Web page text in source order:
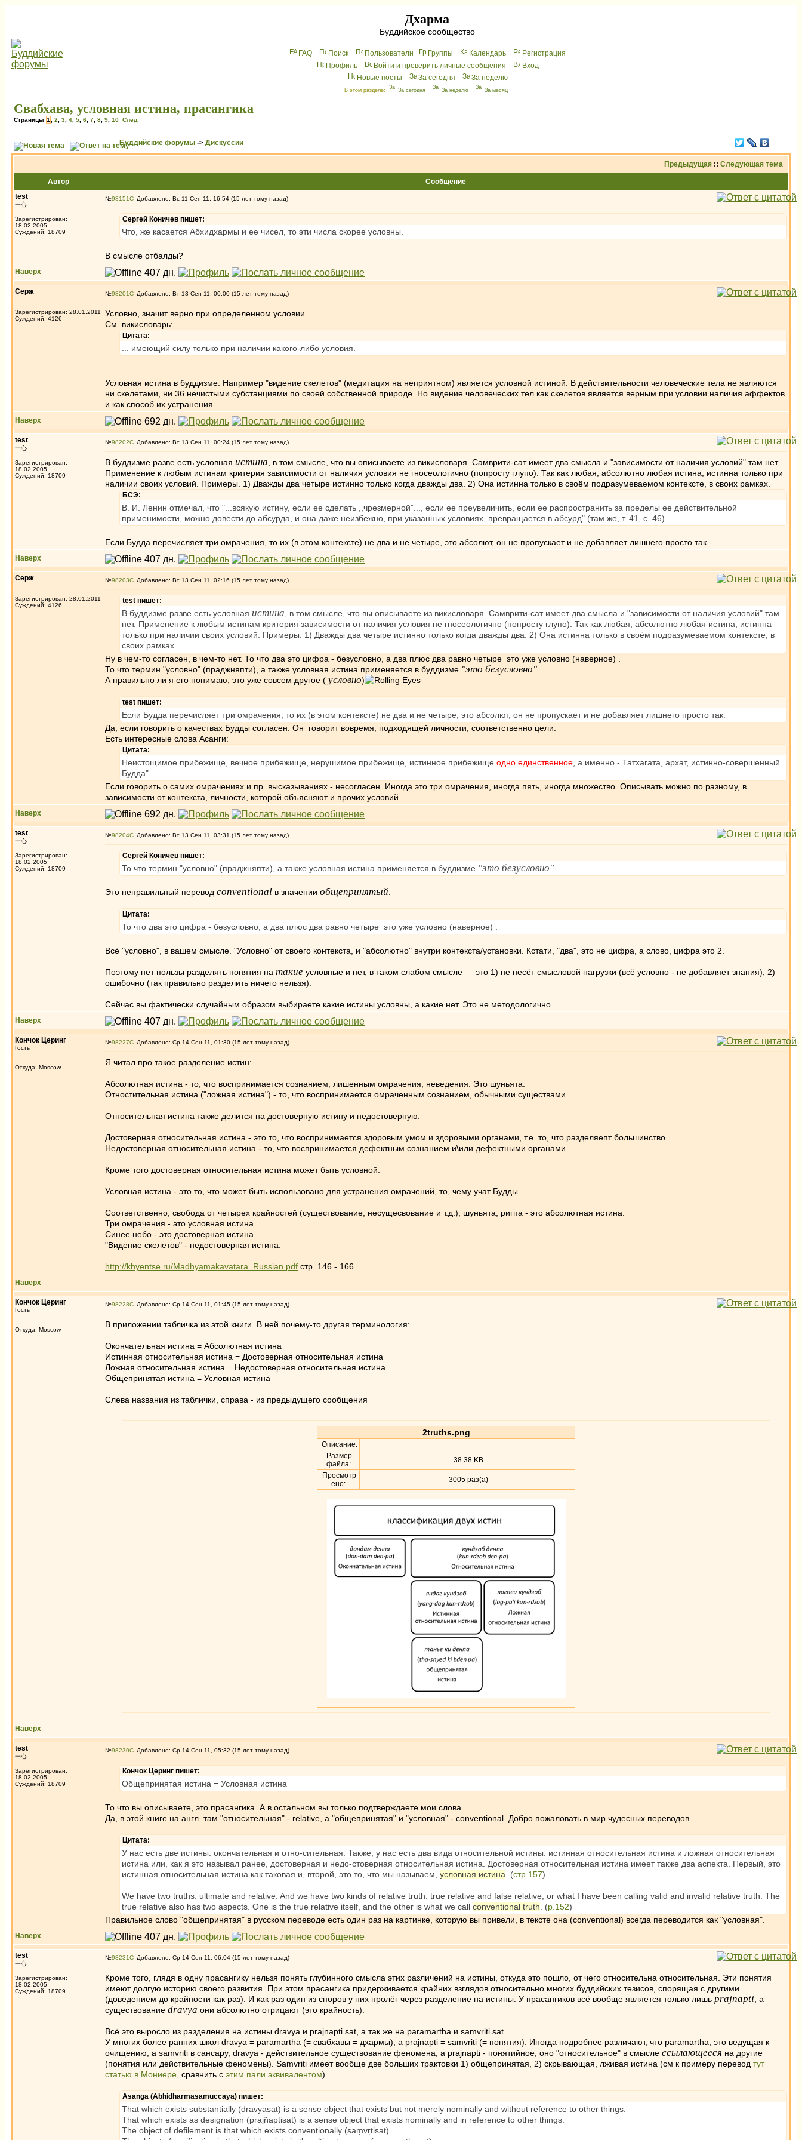
Дхарма
Буддийское сообщество
FAQ Поиск Пользователи Группы Календарь
Peгиcтрaция
Профиль
Войти и проверить личные сообщения
Вхoд
Новые посты
За сегодня За неделю
В этом разделе: За сегодня За неделю За месяц
Свабхава, условная истина, прасангика
Страницы 1 2 3 4 5 6 7 8 9 10 След.
Буддийские форумы -> Дискуссии
Предыдущая :: Следующая тема
Автор
Сообщение
test
一心
Зарегистрирован:
18.02.2005
Суждений: 18709
№98151 Добавлено: Вс 11 Сен 11, 16:54 (15 лет тому назад)
Сергей Коничев пишет:
Что, же касается Абхидхармы и ее чисел, то эти числа скорее условны.
В смысле отбалды?
Наверх
Серж
Зарегистрирован: 28.01.2011
Суждений: 4126
№98201 Добавлено: Вт 13 Сен 11, 00:00 (15 лет тому назад)
Условно, значит верно при определенном условии.
См. викисловарь:
Цитата:
... имеющий силу только при наличии какого-либо условия.
Условная истина в буддизме. Например "видение скелетов" (медитация на неприятном) является условной истиной. В действительности человеческие тела не являются
ни скелетами, ни 36 нечистыми субстанциями по своей собственной природе. Но видение человеческих тел как скелетов является верным при условии наличия аффектов
и как способ их устранения.
Наверх
test
一心
Зарегистрирован:
18.02.2005
Суждений: 18709
№98202 Добавлено: Вт 13 Сен 11, 00:24 (15 лет тому назад)
В буддизме разве есть условная истина , в том смысле, что вы описываете из викисловаря. Самврити-сат имеет два смысла и "зависимости от наличия условий" там нет.
Применение к любым истинам критерия зависимости от наличия условия не гносеологично (попросту глупо). Так как любая, абсолютно любая истина, истинна только при
наличии своих условий. Примеры. 1) Дважды два четыре истинно только когда дважды два. 2) Она истинна только в своём подразумеваемом контексте, в своих рамках.
БСЭ:
В. И. Ленин отмечал, что "...всякую истину, если ее сделать ,,чрезмерной”..., если ее преувеличить, если ее распространить за пределы ее действительной
применимости, можно довести до абсурда, и она даже неизбежно, при указанных условиях, превращается в абсурд" (там же, т. 41, с. 46).
Если Будда перечисляет три омрачения, то их (в этом контексте) не два и не четыре, это абсолют, он не пропускает и не добавляет лишнего просто так.
Наверх
Серж
Зарегистрирован: 28.01.2011
Суждений: 4126
№98203 Добавлено: Вт 13 Сен 11, 02:16 (15 лет тому назад)
test пишет:
В буддизме разве есть условная истина , в том смысле, что вы описываете из викисловаря. Самврити-сат имеет два смысла и "зависимости от наличия условий" там
нет. Применение к любым истинам критерия зависимости от наличия условия не гносеологично (попросту глупо). Так как любая, абсолютно любая истина, истинна
только при наличии своих условий. Примеры. 1) Дважды два четыре истинно только когда дважды два. 2) Она истинна только в своём подразумеваемом контексте, в
своих рамках.
Ну в чем-то согласен, в чем-то нет. То что два это цифра - безусловно, а два плюс два равно четыре это уже условно (наверное) .
То что термин "условно" (праджняпти), а также условная истина применяется в буддизме "это безусловно"
А правильно ли я его понимаю, это уже совсем другое ( условно)
test пишет:
Если Будда перечисляет три омрачения, то их (в этом контексте) не два и не четыре, это абсолют, он не пропускает и не добавляет лишнего просто так.
Да, если говорить о качествах Будды согласен. Он говорит вовремя, подходящей личности, соответственно цели.
Есть интересные слова Асанги:
Цитата:
Неистощимое прибежище, вечное прибежище, нерушимое прибежище, истинное прибежище одно единственное , а именно - Татхагата, архат, истинно-совершенный
Будда"
Если говорить о самих омрачениях и пр. высказываниях - несогласен. Иногда это три омрачения, иногда пять, иногда множество. Описывать можно по разному, в
зависимости от контекста, личности, которой объясняют и прочих условий.
Наверх
test
一心
Зарегистрирован:
18.02.2005
Суждений: 18709
№98204 Добавлено: Вт 13 Сен 11, 03:31 (15 лет тому назад)
Сергей Коничев пишет:
То что термин "условно" (праджняпти), а также условная истина применяется в буддизме "это безусловно"
Это неправильный перевод conventional в значении общепринятый
Цитата:
То что два это цифра - безусловно, а два плюс два равно четыре это уже условно (наверное) .
Всё "условно", в вашем смысле. "Условно" от своего контекста, и "абсолютно" внутри контекста/установки. Кстати, "два", это не цифра, а слово, цифра это 2.
Поэтому нет пользы разделять понятия на такие условные и нет, в таком слабом смысле — это 1) не несёт смысловой нагрузки (всё условно - не добавляет знания), 2)
ошибочно (так правильно разделить ничего нельзя).
Сейчас вы фактически случайным образом выбираете какие истины условны, а какие нет. Это не методологично.
Наверх
Кончок Церинг
Гость
Откуда: Moscow
№98227 Добавлено: Ср 14 Сен 11, 01:30 (15 лет тому назад)
Я читал про такое разделение истин:
Абсолютная истина - то, что воспринимается сознанием, лишенным омрачения, неведения. Это шуньята.
Отностительная истина ("ложная истина") - то, что воспринимается омраченным сознанием, обычными существами.
Относительная истина также делится на достоверную истину и недостоверную.
Достоверная относительная истина - это то, что воспринимается здоровым умом и здоровыми органами, т.е. то, что разделяепт большинство.
Недостоверная относительная истина - то, что воспринимается дефектным сознанием и\или дефектными органами.
Кроме того достоверная относительная истина может быть условной.
Условная истина - это то, что может быть использовано для устранения омрачений, то, чему учат Будды.
Соответственно, свобода от четырех крайностей (существование, несущесвование и т.д.), шуньята, ригпа - это абсолютная истина.
Три омрачения - это условная истина.
Синее небо - это достоверная истина.
"Видение скелетов" - недостоверная истина.
http://khyentse.ru/Madhyamakavatara_Russian.pdf стр. 146 - 166
Наверх
Кончок Церинг
Гость
Откуда: Moscow
№98228 Добавлено: Ср 14 Сен 11, 01:45 (15 лет тому назад)
В приложении табличка из этой книги. В ней почему-то другая терминология:
Окончательная истина = Абсолютная истина
Истинная относительная истина = Достоверная относительная истина
Ложная относительная истина = Недостоверная относительная истина
Общепринятая истина = Условная истина
Слева названия из таблички, справа - из предыдущего сообщения
2truths.png
Описание:
Размер
файла:
38.38 KB
Просмотр
ено:
3005 раз(а)
Наверх
test
一心
Зарегистрирован:
18.02.2005
Суждений: 18709
№98230 Добавлено: Ср 14 Сен 11, 05:32 (15 лет тому назад)
Кончок Церинг пишет:
Общепринятая истина = Условная истина
То что вы описываете, это прасангика. А в остальном вы только подтверждаете мои слова.
Да, в этой книге на англ. там "относительная" - relative, а "общепринятая" и "условная" - conventional. Добро пожаловать в мир чудесных переводов.
Цитата:
У нас есть две истины: окончательная и отно-сительная. Также, у нас есть два вида относительной истины: истинная относительная истина и ложная относительная
истина или, как я это называл ранее, достоверная и недо-стоверная относительная истина. Достоверная относительная истина имеет также два аспекта. Первый, это
истинная относительная истина как таковая и, второй, это то, что мы называем, условная истина . (стр.157)
We have two truths: ultimate and relative. And we have two kinds of relative truth: true relative and false relative, or what I have been calling valid and invalid relative truth. The
true relative also has two aspects. One is the true relative itself, and the other is what we call conventional truth . (p.152)
Правильное слово "общепринятая" в русском переводе есть один раз на картинке, которую вы привели, в тексте она (conventional) всегда переводится как "условная".
Наверх
test
一心
Зарегистрирован:
18.02.2005
Суждений: 18709
№98231 Добавлено: Ср 14 Сен 11, 06:04 (15 лет тому назад)
Кроме того, глядя в одну прасангику нельзя понять глубинного смысла этих различений на истины, откуда это пошло, от чего относительна относительная. Эти понятия
имеют долгую историю своего развития. При этом прасангика придерживается крайних взглядов относительно многих буддийских тезисов, спорящая с другими
(доведением до крайности как раз). И как раз один из споров у них пролёг через разделение на истины. У прасангиков всё вообще является только лишь prajnapti , а
существование dravya они абсолютно отрицают (это крайность).
Всё это выросло из разделения на истины dravya и prajnapti sat, а так же на paramartha и samvriti sat.
У многих более ранних школ dravya = paramartha (= свабхавы = дхармы), а prajnapti = samvriti (= понятия). Иногда подробнее различают, что paramartha, это ведущая к
очищению, а samvriti в сансару, dravya - действительное существование феномена, а prajnapti - понятийное, оно "относительное" в смысле ссылающееся на другие
(понятия или действительные феномены). Samvriti имеет вообще две больших трактовки 1) общепринятая, 2) скрывающая, лживая истина (см к примеру перевод тут
статью в Мониере , сравнить с этим пали эквивалентом).
Asanga (Abhidharmasamuccaya) пишет:
That which exists substantially (dravyasat) is a sense object that exists but not merely nominally and without reference to other things.
That which exists as designation (prajñaptisat) is a sense object that exists nominally and in reference to other things.
The object of defilement is that which exists conventionally (saṃvṛtisat).